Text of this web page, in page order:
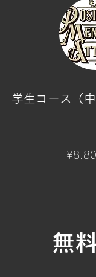
学生コース（
無